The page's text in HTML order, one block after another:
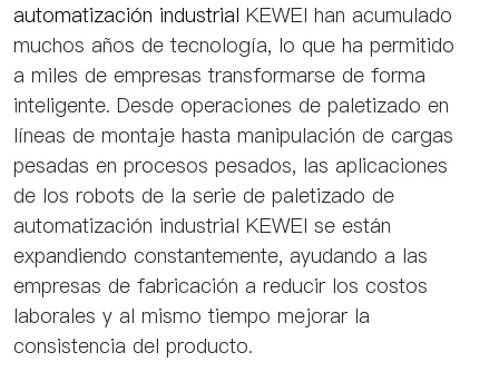
automatización industrial KEWEI han acumulado
muchos años de tecnología, lo que ha permitido
a miles de empresas transformarse de forma
inteligente. Desde operaciones de paletizado en
líneas de montaje hasta manipulación de cargas
pesadas en procesos pesados, las aplicaciones
de los robots de la serie de paletizado de
automatización industrial KEWEI se están
expandiendo constantemente, ayudando a las
empresas de fabricación a reducir los costos
laborales y al mismo tiempo mejorar la
consistencia del producto.